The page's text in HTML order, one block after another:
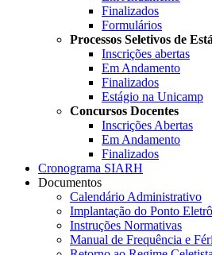
Finalizados
Formulários
Processos Seletivos de
Inscrições abertas
Em Andamento
Finalizados
Estágio na Unicamp
Concursos Docentes
Inscrições Abertas
Em Andamento
Finalizados
Cronograma SIARH
Documentos
Calendário Administrativo
Implantação do Ponto
Instruções Normativas
Manual de Frequência e